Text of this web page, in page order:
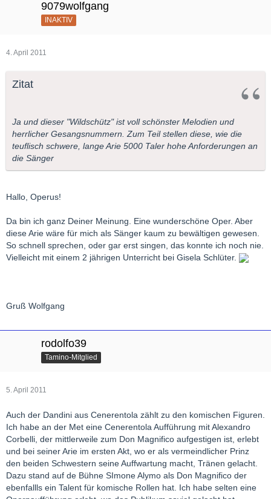
9079wolfgang
INAKTIV
4. April 2011
Zitat
Ja und dieser "Wildschütz" ist voll schönster Melodien und
herrlicher Gesangsnummern. Zum Teil stellen diese, wie die
teuflisch schwere, lange Arie 5000 Taler hohe Anforderungen an
die Sänger
Hallo, Operus!
Da bin ich ganz Deiner Meinung. Eine wunderschöne Oper. Aber
diese Arie wäre für mich als Sänger kaum zu bewältigen gewesen.
So schnell sprechen, oder gar erst singen, das konnte ich noch nie.
Vielleicht mit einem 2 jährigen Unterricht bei Gisela Schlüter.
Gruß Wolfgang
rodolfo39
Tamino-Mitglied
5. April 2011
Auch der Dandini aus Cenerentola zählt zu den komischen Figuren.
Ich habe an der Met eine Cenerentola Aufführung mit Alexandro
Corbelli, der mittlerweile zum Don Magnifico aufgestigen ist, erlebt
und bei seiner Arie im ersten Akt, wo er als vermeindlicher Prinz
den beiden Schwestern seine Auffwartung macht, Tränen gelacht.
Dazu stand auf de Bühne SImone Alymo als Don Magnifico der
ebenfallls ein Talent für komische Rollen hat. Ich habe selten eine